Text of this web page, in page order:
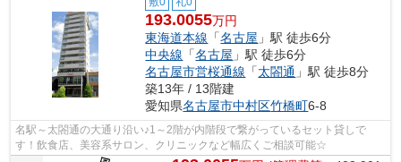
193.0055万円
東海道本線 「名古屋 」駅 徒歩6分
中央線 「名古屋 」駅 徒歩6分
名古屋市営桜通線 「太閤通 」駅 徒歩8分
築13年 / 13階建
愛知県名古屋市中村区竹橋町6-8
名駅～太閤通の大通り沿い♪1～2階が内階段で繋がっているセット貸しで
す！飲食店、美容系サロン、クリニックなど幅広くご相談可能☆